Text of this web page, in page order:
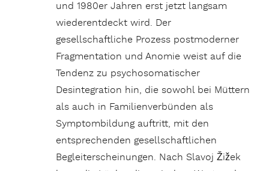
und 1980er Jahren erst jetzt langsam
wiederentdeckt wird. Der
gesellschaftliche Prozess postmoderner
Fragmentation und Anomie weist auf die
Tendenz zu psychosomatischer
Desintegration hin, die sowohl bei Müttern
als auch in Familienverbünden als
Symptombildung auftritt, mit den
entsprechenden gesellschaftlichen
Begleiterscheinungen. Nach Slavoj Žižek